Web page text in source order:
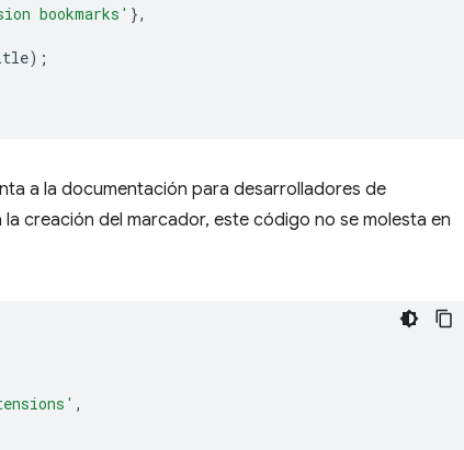
bookmarks' },
);
a la documentación para desarrolladores de
creación del marcador, este código no se molesta en
,